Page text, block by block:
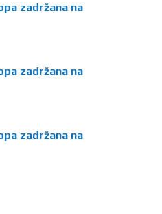
zadržana na
zadržana na
zadržana na